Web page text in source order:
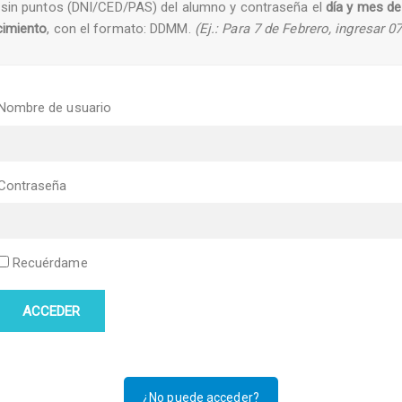
sin puntos (DNI/CED/PAS) del alumno y contraseña el día y mes de
, con el formato: DDMM. (Ej.: Para 7 de Febrero, ingresar
de usuario
Recuérdame
ACCEDER
¿No puede acceder?